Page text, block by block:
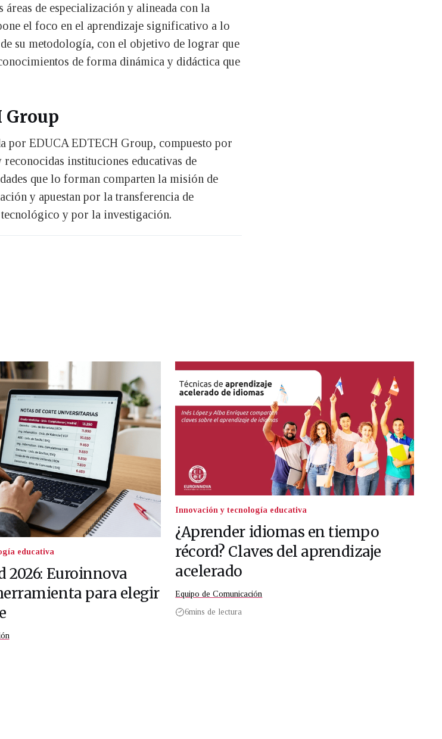
áreas de especialización y alineada con la
el foco en el aprendizaje significativo a lo
su metodología, con el objetivo de lograr que
de forma dinámica y didáctica que
Group
por EDUCA EDTECH Group, compuesto por
instituciones educativas de
que lo forman comparten la misión de
y apuestan por la transferencia de
y por la investigación.
educativa
2026: Euroinnova
para elegir
Innovación y tecnología educativa
¿Aprender idiomas en tiempo
récord? Claves del aprendizaje
acelerado
Equipo de Comunicación
6mins de lectura